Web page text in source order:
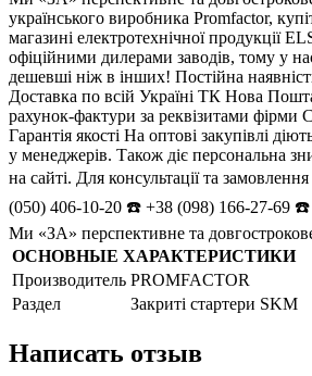
українського виробника Promfactor,
магазині електротехнічної продукції
офіційними дилерами заводів, тому у
дешевші ніж в інших! Постійна
Доставка по всій Україні ТК Нова
рахунок-фактури за реквізитами фірми
Гарантія якості На оптові закупівлі
у менеджерів. Також діє персональна
на сайті. Для консультації та
(050) 406-10-20 ☎️ +38 (098) 166-27-69
Ми «ЗА» перспективне та
ОСНОВНЫЕ ХАРАКТЕРИСТИКИ
Производитель PROMFACTOR
Раздел
Закриті стартери SKM
Написать отзыв